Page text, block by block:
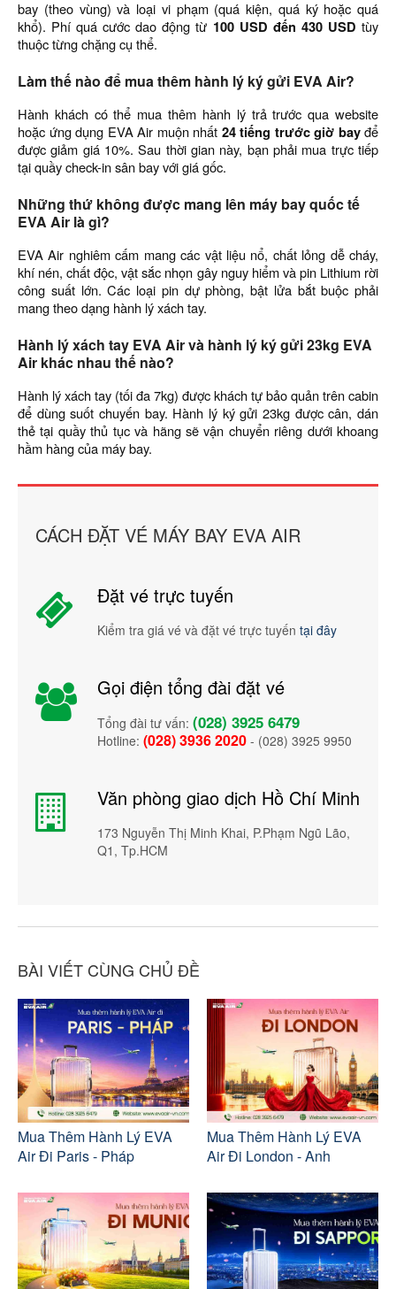
bay (theo vùng) và loại vi phạm (quá kiện, quá ký hoặc quá
khổ). Phí quá cước dao động từ 100 USD đến 430 USD tùy
thuộc từng chặng cụ thể.
Làm thế nào để mua thêm hành lý ký gửi EVA Air?
Hành khách có thể mua thêm hành lý trả trước qua website
hoặc ứng dụng EVA Air muộn nhất 24 tiếng trước giờ bayđể
được giảm giá 10%. Sau thời gian này, bạn phải mua trực tiếp
tại quầy check-in sân bay với giá gốc.
Những thứ không được mang lên máy bay quốc tế
EVA Air là gì?
EVA Air nghiêm cấm mang các vật liệu nổ, chất lỏng dễ cháy,
khí nén, chất độc, vật sắc nhọn gây nguy hiểm và pin Lithium rời
công suất lớn. Các loại pin dự phòng, bật lửa bắt buộc phải
mang theo dạng hành lý xách tay.
Hành lý xách tay EVA Air và hành lý ký gửi 23kg EVA
Air khác nhau thế nào?
Hành lý xách tay (tối đa 7kg) được khách tự bảo quản trên cabin
để dùng suốt chuyến bay. Hành lý ký gửi 23kg được cân, dán
thẻ tại quầy thủ tục và hãng sẽ vận chuyển riêng dưới khoang
hầm hàng của máy bay.
CÁCH ĐẶT VÉ MÁY BAY EVA AIR
Đặt vé trực tuyến
Kiểm tra giá vé và đặt vé trực tuyến tại đây
Gọi điện tổng đài đặt vé
Tổng đài tư vấn: (028) 3925 6479
Hotline: (028) 3936 2020 - (028) 3925 9950
Văn phòng giao dịch Hồ Chí Minh
173 Nguyễn Thị Minh Khai, P.Phạm Ngũ Lão,
Q1, Tp.HCM
BÀI VIẾT CÙNG CHỦ ĐỀ
Mua Thêm Hành Lý EVA
Air Đi Paris - Pháp
Mua Thêm Hành Lý EVA
Air Đi London - Anh